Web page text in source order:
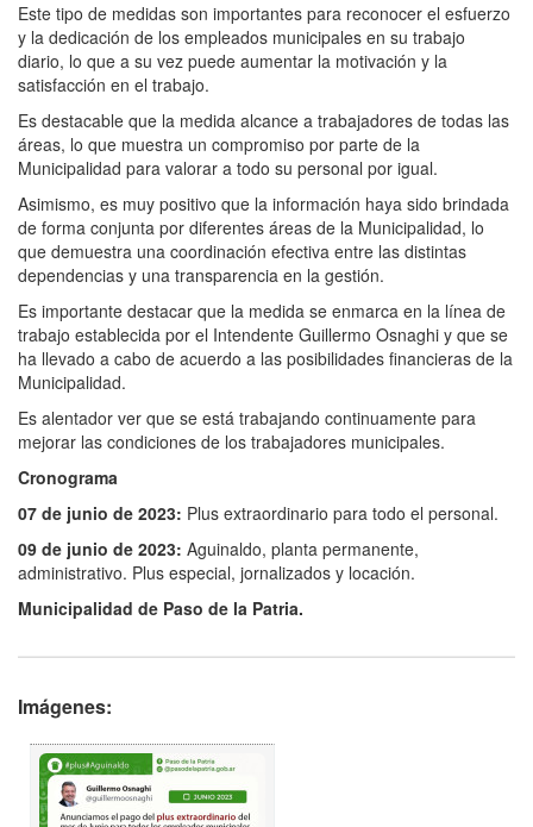
Este tipo de medidas son importantes para reconocer el esfuerzo
y la dedicación de los empleados municipales en su trabajo
diario, lo que a su vez puede aumentar la motivación y la
satisfacción en el trabajo.
Es destacable que la medida alcance a trabajadores de todas las
áreas, lo que muestra un compromiso por parte de la
Municipalidad para valorar a todo su personal por igual.
Asimismo, es muy positivo que la información haya sido brindada
de forma conjunta por diferentes áreas de la Municipalidad, lo
que demuestra una coordinación efectiva entre las distintas
dependencias y una transparencia en la gestión.
Es importante destacar que la medida se enmarca en la línea de
trabajo establecida por el Intendente Guillermo Osnaghi y que se
ha llevado a cabo de acuerdo a las posibilidades financieras de la
Municipalidad.
Es alentador ver que se está trabajando continuamente para
mejorar las condiciones de los trabajadores municipales.
Cronograma
07 de junio de 2023: Plus extraordinario para todo el personal.
09 de junio de 2023: Aguinaldo, planta permanente,
administrativo. Plus especial, jornalizados y locación.
Municipalidad de Paso de la Patria.
Imágenes: